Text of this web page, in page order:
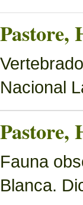
Pastore,
Nacional
Pastore,
Fauna
Blanca.